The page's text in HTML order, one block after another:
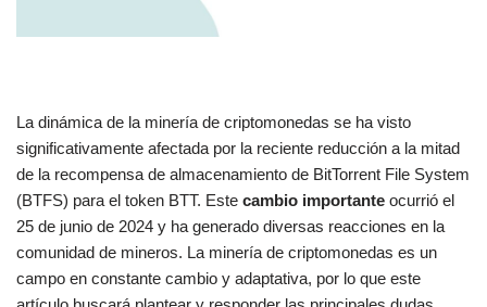
La dinámica de la minería de criptomonedas se ha visto
significativamente afectada por la reciente reducción a la mitad
de la recompensa de almacenamiento de BitTorrent File System
(BTFS) para el token BTT. Este cambio importante ocurrió el
25 de junio de 2024 y ha generado diversas reacciones en la
comunidad de mineros. La minería de criptomonedas es un
campo en constante cambio y adaptativa, por lo que este